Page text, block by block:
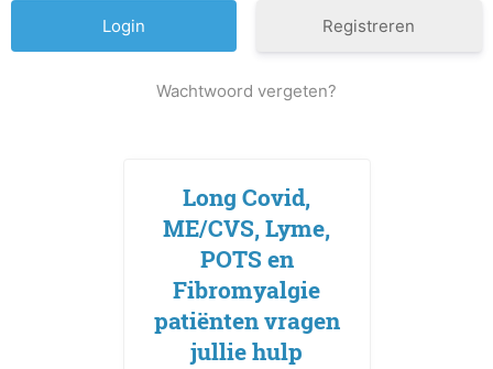
Registreren
Wachtwoord vergeten?
Long Covid,
ME/CVS, Lyme,
POTS en
Fibromyalgie
patiënten vragen
jullie hulp